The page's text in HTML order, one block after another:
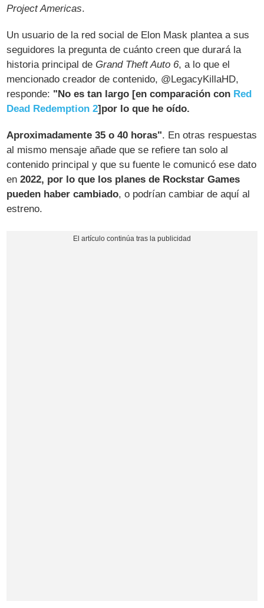
Project Americas.
Un usuario de la red social de Elon Mask plantea a sus
seguidores la pregunta de cuánto creen que durará la
historia principal deGrand Theft Auto 6, a lo que el
mencionado creador de contenido, @LegacyKillaHD,
responde: "No es tan largo [en comparación con Red
Dead Redemption 2]por lo que he oído.
Aproximadamente 35 o 40 horas". En otras respuestas
al mismo mensaje añade que se refiere tan solo al
contenido principal y que su fuente le comunicó ese dato
en2022, por lo que los planes de Rockstar Games
pueden haber cambiado, o podrían cambiar de aquí al
estreno.